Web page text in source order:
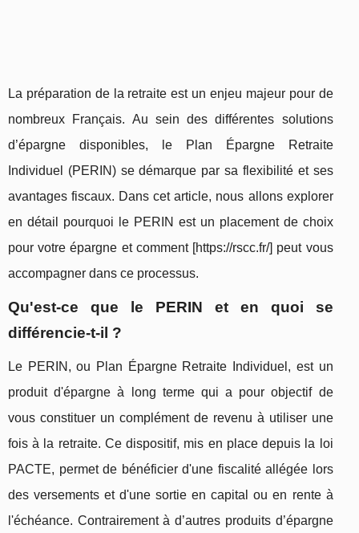
La préparation de la retraite est un enjeu majeur pour de
nombreux Français. Au sein des différentes solutions
d’épargne disponibles, le Plan Épargne Retraite
Individuel (PERIN) se démarque par sa flexibilité et ses
avantages fiscaux. Dans cet article, nous allons explorer
en détail pourquoi le PERIN est un placement de choix
pour votre épargne et comment [https://rscc.fr/] peut vous
accompagner dans ce processus.
Qu'est-ce que le PERIN et en quoi se
différencie-t-il ?
Le PERIN, ou Plan Épargne Retraite Individuel, est un
produit d'épargne à long terme qui a pour objectif de
vous constituer un complément de revenu à utiliser une
fois à la retraite. Ce dispositif, mis en place depuis la loi
PACTE, permet de bénéficier d'une fiscalité allégée lors
des versements et d'une sortie en capital ou en rente à
l'échéance. Contrairement à d’autres produits d’épargne